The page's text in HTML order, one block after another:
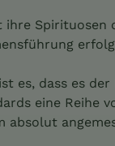
ihre
es, dass es
eine Reihe
absolut